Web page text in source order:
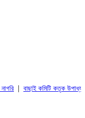
বাছাই কমিটি কতৃক উপাধ্যক্ষ পদে